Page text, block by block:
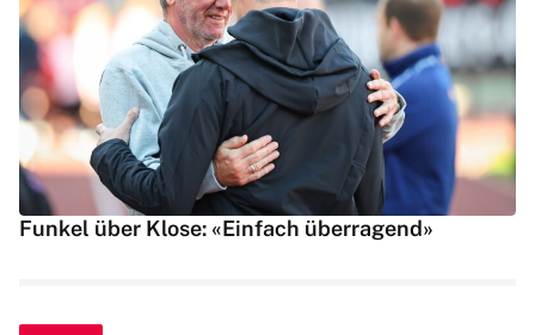
Funkel über Klose: «Einfach überragend»